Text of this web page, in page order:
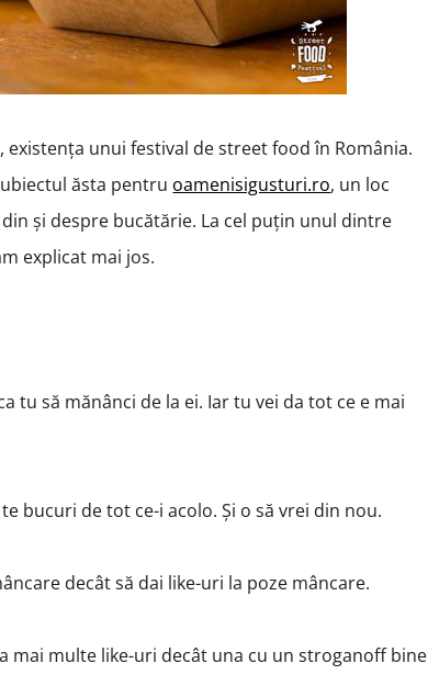
unui festival de street food în România.
ăsta pentru oamenisigusturi.ro, un loc
și despre bucătărie. La cel puțin unul dintre
explicat mai jos.
tu să mănânci de la ei. Iar tu vei da tot ce e mai
bucuri de tot ce-i acolo. Și o să vrei din nou.
decât să dai like-uri la poze mâncare.
mai multe like-uri decât una cu un stroganoff bine